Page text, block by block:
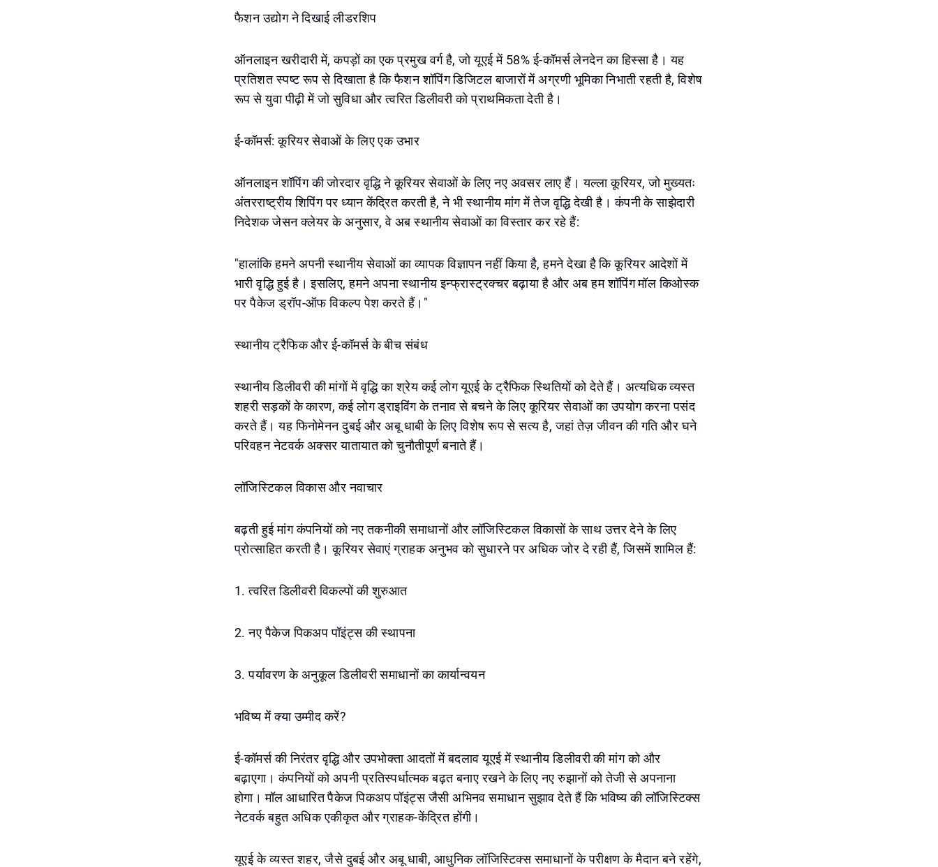
फैशन उद्योग ने दिखाई लीडरशिप
ऑनलाइन खरीदारी में, कपड़ों का एक प्रमुख वर्ग है, जो यूएई में 58% ई-कॉमर्स लेनदेन का हिस्सा है। यह
प्रतिशत स्पष्ट रूप से दिखाता है कि फैशन शॉपिंग डिजिटल बाजारों में अग्रणी भूमिका निभाती रहती है, विशेष
रूप से युवा पीढ़ी में जो सुविधा और त्वरित डिलीवरी को प्राथमिकता देती है।
ई-कॉमर्स: कूरियर सेवाओं के लिए एक उभार
ऑनलाइन शॉपिंग की जोरदार वृद्धि ने कूरियर सेवाओं के लिए नए अवसर लाए हैं। यल्ला कूरियर, जो मुख्यतः
अंतरराष्ट्रीय शिपिंग पर ध्यान केंद्रित करती है, ने भी स्थानीय मांग में तेज वृद्धि देखी है। कंपनी के साझेदारी
निदेशक जेसन क्लेयर के अनुसार, वे अब स्थानीय सेवाओं का विस्तार कर रहे हैं:
"हालांकि हमने अपनी स्थानीय सेवाओं का व्यापक विज्ञापन नहीं किया है, हमने देखा है कि कूरियर आदेशों में
भारी वृद्धि हुई है। इसलिए, हमने अपना स्थानीय इन्फ्रास्ट्रक्चर बढ़ाया है और अब हम शॉपिंग मॉल किओस्क
पर पैकेज ड्रॉप-ऑफ विकल्प पेश करते हैं।"
स्थानीय ट्रैफिक और ई-कॉमर्स के बीच संबंध
स्थानीय डिलीवरी की मांगों में वृद्धि का श्रेय कई लोग यूएई के ट्रैफिक स्थितियों को देते हैं। अत्यधिक व्यस्त
शहरी सड़कों के कारण, कई लोग ड्राइविंग के तनाव से बचने के लिए कूरियर सेवाओं का उपयोग करना पसंद
करते हैं। यह फिनोमेनन दुबई और अबू धाबी के लिए विशेष रूप से सत्य है, जहां तेज़ जीवन की गति और घने
परिवहन नेटवर्क अक्सर यातायात को चुनौतीपूर्ण बनाते हैं।
लॉजिस्टिकल विकास और नवाचार
बढ़ती हुई मांग कंपनियों को नए तकनीकी समाधानों और लॉजिस्टिकल विकासों के साथ उत्तर देने के लिए
प्रोत्साहित करती है। कूरियर सेवाएं ग्राहक अनुभव को सुधारने पर अधिक जोर दे रही हैं, जिसमें शामिल हैं:
1. त्वरित डिलीवरी विकल्पों की शुरुआत
2. नए पैकेज पिकअप पॉइंट्स की स्थापना
3. पर्यावरण के अनुकूल डिलीवरी समाधानों का कार्यान्वयन
भविष्य में क्या उम्मीद करें?
ई-कॉमर्स की निरंतर वृद्धि और उपभोक्ता आदतों में बदलाव यूएई में स्थानीय डिलीवरी की मांग को और
बढ़ाएगा। कंपनियों को अपनी प्रतिस्पर्धात्मक बढ़त बनाए रखने के लिए नए रुझानों को तेजी से अपनाना
होगा। मॉल आधारित पैकेज पिकअप पॉइंट्स जैसी अभिनव समाधान सुझाव देते हैं कि भविष्य की लॉजिस्टिक्स
नेटवर्क बहुत अधिक एकीकृत और ग्राहक-केंद्रित होंगी।
यूएई के व्यस्त शहर, जैसे दुबई और अबू धाबी, आधुनिक लॉजिस्टिक्स समाधानों के परीक्षण के मैदान बने रहेंगे,